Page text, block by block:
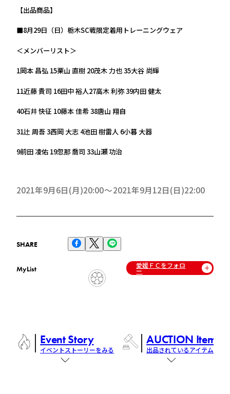
【出品商品】
■8月29日（日）栃木SC戦限定着用トレーニングウェア
＜メンバーリスト＞
1岡本 昌弘 15栗山 直樹 20茂木 力也 35大谷 尚輝
11近藤 貴司 16田中 裕人27高木 利弥 39内田 健太
40石井 快征 10藤本 佳希 38唐山 翔自
31辻 周吾 3西岡 大志 4池田 樹雷人 6小暮 大器
9前田 凌佑 19忽那 喬司 33山瀬 功治
2021年9月6日(月)20:00 2021年9月12日(日)22:00
SHARE
MyList 愛媛ＦＣをフォロ
ー
Event Story
イベントストーリーをみる
AUCTION Items
出品されているアイテム